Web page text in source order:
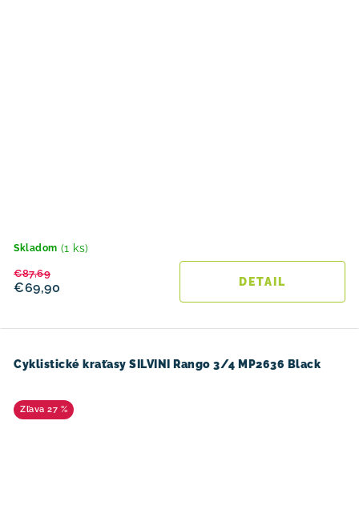
Skladom (1 ks)
€69,90
€87,69
DETAIL
Cyklistické kraťasy SILVINI Rango 3/4 MP2636 Black
27 %